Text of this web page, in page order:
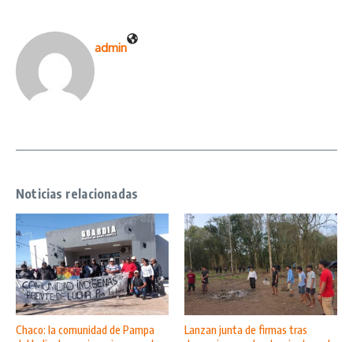
admin
Noticias relacionadas
Chaco: la comunidad de Pampa
Lanzan junta de firmas tras